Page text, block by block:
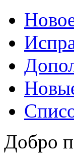
Добро